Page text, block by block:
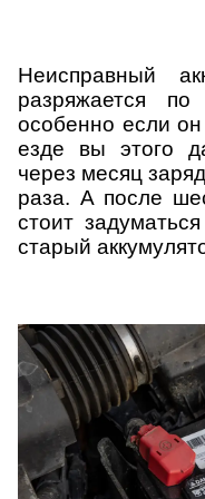
Неисправный
разряжается по
особенно если
езде вы этого
через месяц
раза. А после
стоит
старый